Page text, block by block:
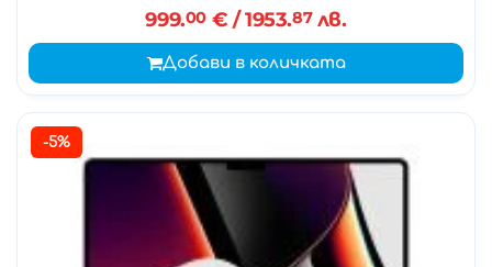
999.00€ / 1953.87лв.
Добави в количката
-5%